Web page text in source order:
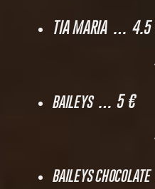
TIA MARIA …
BAILEYS … 5 €
BAILEYS CHOCOLATE